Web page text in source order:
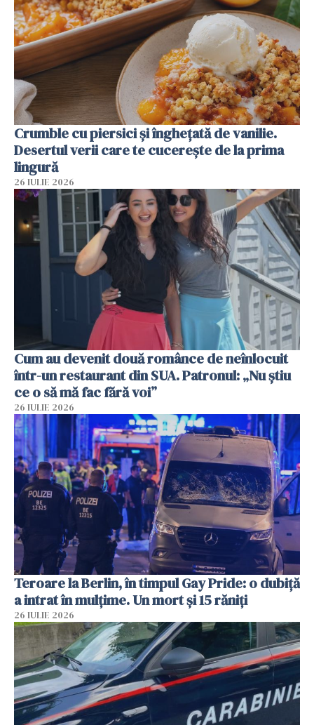
Crumble cu piersici și înghețată de vanilie.
Desertul verii care te cucerește de la prima
lingură
26 IULIE 2026
Cum au devenit două românce de neînlocuit
într-un restaurant din SUA. Patronul: „Nu știu
ce o să mă fac fără voi”
26 IULIE 2026
Teroare la Berlin, în timpul Gay Pride: o dubiță
a intrat în mulțime. Un mort și 15 răniți
26 IULIE 2026